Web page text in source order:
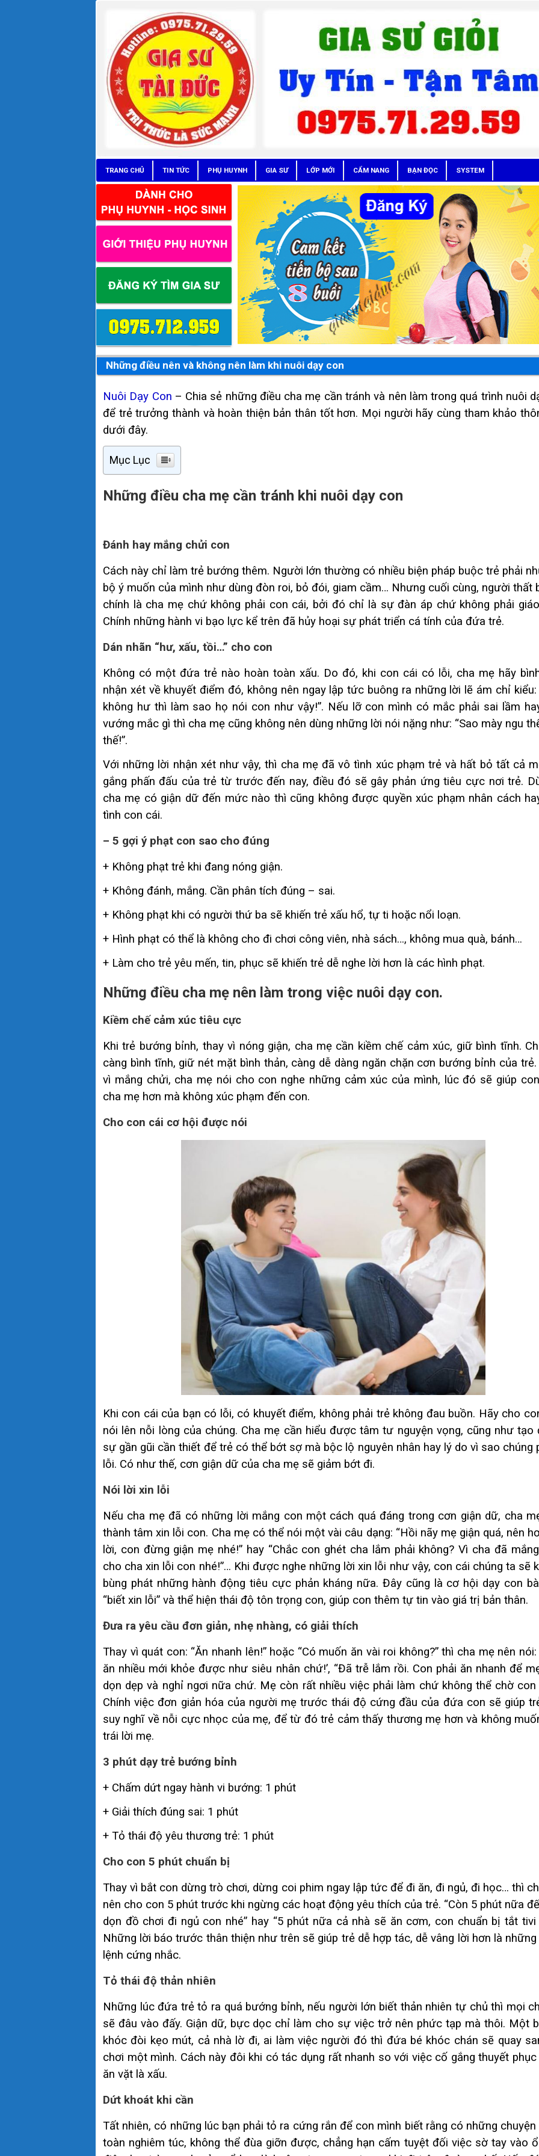
TRANG CHỦ TIN TỨC PHỤ HUYNH GIA SƯ LỚP MỚI CẨM NANG BẠN ĐỌC SYSTEM
Những điều nên và không nên làm khi nuôi dạy con
Nuôi Dạy Con – Chia sẻ những điều cha mẹ cần tránh và nên làm trong quá trình nuôi
để trẻ trưởng thành và hoàn thiện bản thân tốt hơn. Mọi người hãy cùng tham khảo
dưới đây.
Mục Lục
Những điều cha mẹ cần tránh khi nuôi dạy con
Đánh hay mắng chửi con
Cách này chỉ làm trẻ bướng thêm. Người lớn thường có nhiều biện pháp buộc trẻ phải
bộ ý muốn của mình như dùng đòn roi, bỏ đói, giam cầm… Nhưng cuối cùng, người thất
chính là cha mẹ chứ không phải con cái, bởi đó chỉ là sự đàn áp chứ không phải
Chính những hành vi bạo lực kể trên đã hủy hoại sự phát triển cá tính của đứa trẻ.
Dán nhãn “hư, xấu, tồi…” cho con
Không có một đứa trẻ nào hoàn toàn xấu. Do đó, khi con cái có lỗi, cha mẹ hãy
nhận xét về khuyết điểm đó, không nên ngay lập tức buông ra những lời lẽ ám chỉ kiểu:
không hư thì làm sao họ nói con như vậy!”. Nếu lỡ con mình có mắc phải sai lầm
vướng mắc gì thì cha mẹ cũng không nên dùng những lời nói nặng như: “Sao mày ngu
thế!”.
Với những lời nhận xét như vậy, thì cha mẹ đã vô tình xúc phạm trẻ và hất bỏ tất cả
gắng phấn đấu của trẻ từ trước đến nay, điều đó sẽ gây phản ứng tiêu cực nơi trẻ.
cha mẹ có giận dữ đến mức nào thì cũng không được quyền xúc phạm nhân cách
tình con cái.
– 5 gợi ý phạt con sao cho đúng
+ Không phạt trẻ khi đang nóng giận.
+ Không đánh, mắng. Cần phân tích đúng – sai.
+ Không phạt khi có người thứ ba sẽ khiến trẻ xấu hổ, tự ti hoặc nổi loạn.
+ Hình phạt có thể là không cho đi chơi công viên, nhà sách…, không mua quà, bánh…
+ Làm cho trẻ yêu mến, tin, phục sẽ khiến trẻ dễ nghe lời hơn là các hình phạt.
Những điều cha mẹ nên làm trong việc nuôi dạy con.
Kiềm chế cảm xúc tiêu cực
Khi trẻ bướng bỉnh, thay vì nóng giận, cha mẹ cần kiềm chế cảm xúc, giữ bình tĩnh.
càng bình tĩnh, giữ nét mặt bình thản, càng dễ dàng ngăn chặn cơn bướng bỉnh của trẻ.
vì mắng chửi, cha mẹ nói cho con nghe những cảm xúc của mình, lúc đó sẽ giúp
cha mẹ hơn mà không xúc phạm đến con.
Cho con cái cơ hội được nói
Khi con cái của bạn có lỗi, có khuyết điểm, không phải trẻ không đau buồn. Hãy cho
nói lên nỗi lòng của chúng. Cha mẹ cần hiểu được tâm tư nguyện vọng, cũng như tạo
sự gần gũi cần thiết để trẻ có thể bớt sợ mà bộc lộ nguyên nhân hay lý do vì sao chúng
lỗi. Có như thế, cơn giận dữ của cha mẹ sẽ giảm bớt đi.
Nói lời xin lỗi
Nếu cha mẹ đã có những lời mắng con một cách quá đáng trong cơn giận dữ, cha
thành tâm xin lỗi con. Cha mẹ có thể nói một vài câu dạng: “Hồi nãy mẹ giận quá, nên
lời, con đừng giận mẹ nhé!” hay “Chắc con ghét cha lắm phải không? Vì cha đã
cho cha xin lỗi con nhé!”… Khi được nghe những lời xin lỗi như vậy, con cái chúng ta sẽ
bùng phát những hành động tiêu cực phản kháng nữa. Đây cũng là cơ hội dạy con
“biết xin lỗi” và thể hiện thái độ tôn trọng con, giúp con thêm tự tin vào giá trị bản thân.
Đưa ra yêu cầu đơn giản, nhẹ nhàng, có giải thích
Thay vì quát con: “Ăn nhanh lên!” hoặc “Có muốn ăn vài roi không?” thì cha mẹ nên nói:
ăn nhiều mới khỏe được như siêu nhân chứ!’, “Đã trễ lắm rồi. Con phải ăn nhanh để
dọn dẹp và nghỉ ngơi nữa chứ. Mẹ còn rất nhiều việc phải làm chứ không thể chờ con
Chính việc đơn giản hóa của người mẹ trước thái độ cứng đầu của đứa con sẽ giúp
suy nghĩ về nỗi cực nhọc của mẹ, để từ đó trẻ cảm thấy thương mẹ hơn và không
trái lời mẹ.
3 phút dạy trẻ bướng bỉnh
+ Chấm dứt ngay hành vi bướng: 1 phút
+ Giải thích đúng sai: 1 phút
+ Tỏ thái độ yêu thương trẻ: 1 phút
Cho con 5 phút chuẩn bị
Thay vì bắt con dừng trò chơi, dừng coi phim ngay lập tức để đi ăn, đi ngủ, đi học… thì
nên cho con 5 phút trước khi ngừng các hoạt động yêu thích của trẻ. “Còn 5 phút nữa
dọn đồ chơi đi ngủ con nhé” hay “5 phút nữa cả nhà sẽ ăn cơm, con chuẩn bị tắt tivi
Những lời báo trước thân thiện như trên sẽ giúp trẻ dễ hợp tác, dễ vâng lời hơn là
lệnh cứng nhắc.
Tỏ thái độ thản nhiên
Những lúc đứa trẻ tỏ ra quá bướng bỉnh, nếu người lớn biết thản nhiên tự chủ thì mọi
sẽ đâu vào đấy. Giận dữ, bực dọc chỉ làm cho sự việc trở nên phức tạp mà thôi. Một
khóc đòi kẹo mút, cả nhà lờ đi, ai làm việc người đó thì đứa bé khóc chán sẽ quay
chơi một mình. Cách này đôi khi có tác dụng rất nhanh so với việc cố gắng thuyết
ăn vặt là xấu.
Dứt khoát khi cần
Tất nhiên, có những lúc bạn phải tỏ ra cứng rắn để con mình biết rằng có những chuyện
toàn nghiêm túc, không thể đùa giỡn được, chẳng hạn cấm tuyệt đối việc sờ tay vào